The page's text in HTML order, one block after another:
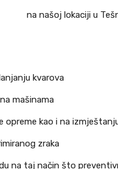
na našoj lokaciji u
kvarova
mašinama
opreme kao i na
zraka
na taj način što